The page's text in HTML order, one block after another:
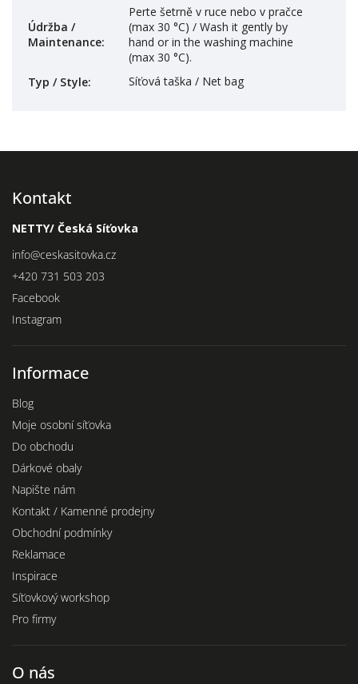
Údržba /
Maintenance:
Perte šetrně v ruce nebo v pračce
(max 30 °C) / Wash it gently by
hand or in the washing machine
(max 30 °C).
Typ / Style: Síťová taška / Net bag
Kontakt
NETTY/ Česká Síťovka
info@ceskasitovka.cz
+420 731 503 203
Facebook
Instagram
Informace
Blog
Moje osobní síťovka
Do obchodu
Dárkové obaly
Napište nám
Kontakt / Kamenné prodejny
Obchodní podmínky
Reklamace
Inspirace
Síťovkový workshop
Pro firmy
O nás